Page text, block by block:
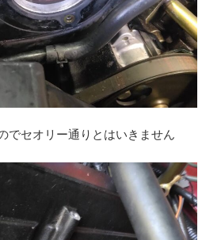
でセオリー通りとはいきません